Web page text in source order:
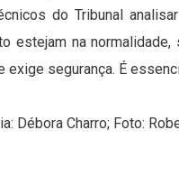
do Tribunal
estejam na
segurança. É
Débora Charro; Foto: